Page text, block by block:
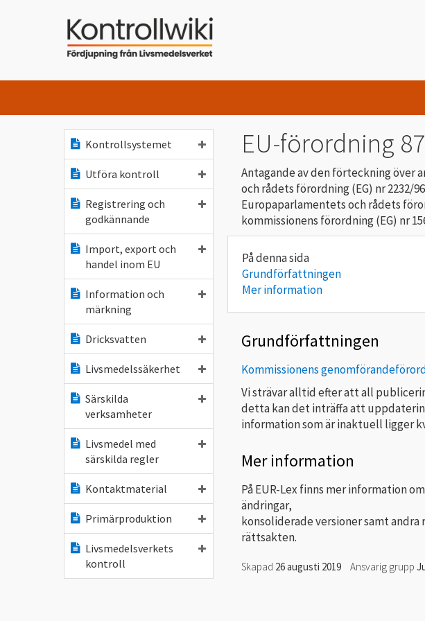
Kontrollsystemet
Utföra kontroll
Registrering och
godkännande
Import, export och
handel inom EU
Information och
märkning
Dricksvatten
Livsmedelssäkerhet
Särskilda
verksamheter
Livsmedel med
särskilda regler
Kontaktmaterial
Primärproduktion
Livsmedelsverkets
kontroll
EU-förordning
Antagande av den förteckning över
och rådets förordning (EG) nr 2232/
Europaparlamentets och rådets
kommissionens förordning (EG) nr
Grundförfattningen
Mer information
Grundförfattningen
Kommissionens
Vi strävar alltid efter att all
detta kan det inträffa att
information som är inaktuell ligger
Mer information
På EUR-Lex finns mer information
ändringar,
konsoliderade versioner samt
rättsakten.
Skapad 26 augusti 2019 Ansvarig grupp